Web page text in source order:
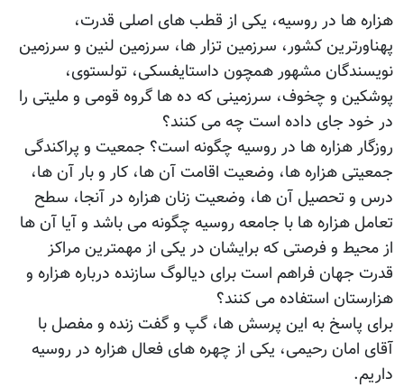
هزاره ها در روسیه، یکی از قطب های اصلی قدرت،
پهناورترین کشور، سرزمین تزار ها، سرزمین لنین و سرزمین
نویسندگان مشهور همچون داستایفسکی، تولستوی،
پوشکین و چخوف، سرزمینی که ده ها گروه قومی و ملیتی را
در خود جای داده است چه می کنند؟
روزگار هزاره ها در روسیه چگونه است؟ جمعیت و پراکندگی
جمعیتی هزاره ها، وضعیت اقامت آن ها، کار و بار آن ها،
درس و تحصیل آن ها، وضعیت زنان هزاره در آنجا، سطح
تعامل هزاره ها با جامعه روسیه چگونه می باشد و آیا آن ها
از محیط و فرصتی که برایشان در یکی از مهمترین مراکز
قدرت جهان فراهم است برای دیالوگ سازنده درباره هزاره و
هزارستان استفاده می کنند؟
برای پاسخ به این پرسش ها، گپ و گفت زنده و مفصل با
آقای امان رحیمی، یکی از چهره های فعال هزاره در روسیه
داریم.